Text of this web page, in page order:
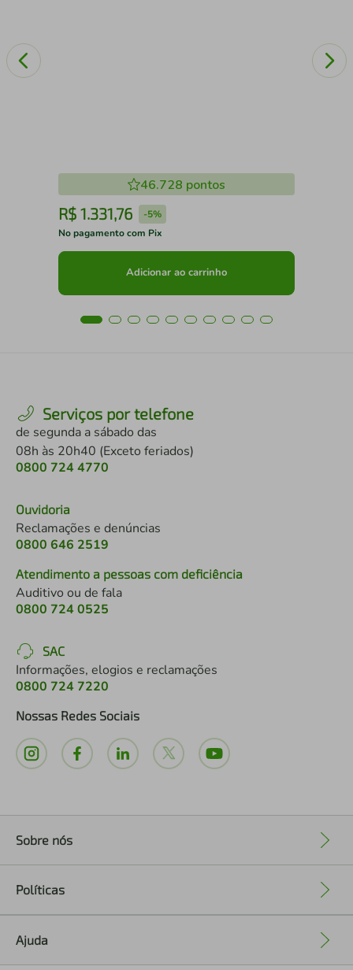
46.728 pontos
R$ 1.331,76 -5%
No pagamento com Pix
Adicionar ao carrinho
Serviços por telefone
de segunda a sábado das
08h às 20h40 (Exceto feriados)
0800 724 4770
Ouvidoria
Reclamações e denúncias
0800 646 2519
Atendimento a pessoas com deficiência
Auditivo ou de fala
0800 724 0525
SAC
Informações, elogios e reclamações
0800 724 7220
Nossas Redes Sociais
Sobre nós
Políticas
Ajuda